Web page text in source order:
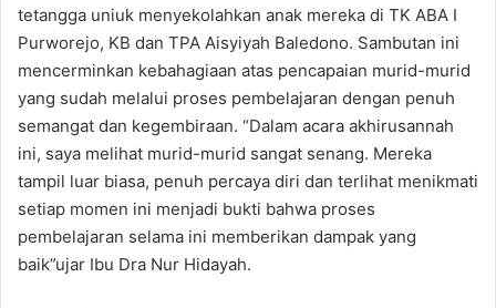
tetangga uniuk menyekolahkan anak mereka di TK ABA I
Purworejo, KB dan TPA Aisyiyah Baledono. Sambutan ini
mencerminkan kebahagiaan atas pencapaian murid-murid
yang sudah melalui proses pembelajaran dengan penuh
semangat dan kegembiraan. “Dalam acara akhirusannah
ini, saya melihat murid-murid sangat senang. Mereka
tampil luar biasa, penuh percaya diri dan terlihat menikmati
setiap momen ini menjadi bukti bahwa proses
pembelajaran selama ini memberikan dampak yang
baik”ujar Ibu Dra Nur Hidayah.